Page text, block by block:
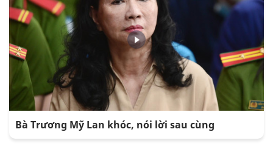
Bà Trương Mỹ Lan khóc, nói lời sau cùng